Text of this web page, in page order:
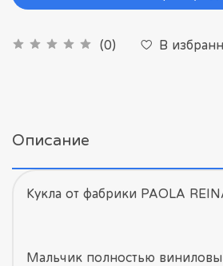
(0) В
Описание
Кукла от фабрики PAOLA
Мальчик полностью